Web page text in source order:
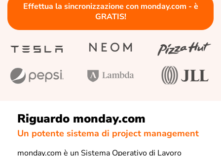
Effettua la sincronizzazione con monday.com - è
GRATIS!
Riguardo monday.com
Un potente sistema di project management
monday.com è un Sistema Operativo di Lavoro